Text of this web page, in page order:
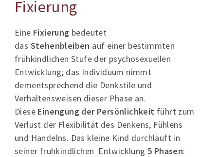
Fixierung
Eine Fixierung bedeutet
das Stehenbleiben auf einer bestimmten
frühkindlichen Stufe der psychosexuellen
Entwicklung; das Individuum nimmt
dementsprechend die Denkstile und
Verhaltensweisen dieser Phase an.
Diese Einengung der Persönlichkeit führt zum
Verlust der Flexibilität des Denkens, Fühlens
und Handelns. Das kleine Kind durchläuft in
seiner frühkindlichen Entwicklung 5 Phasen: